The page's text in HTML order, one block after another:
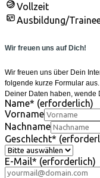
Vollzeit
Ausbildung/
Wir freuen uns auf Dich!
Wir freuen uns über Dein
folgende kurze Formular
Deiner Daten haben, wende
Name* (erforderlich)
Vorname
Nachname
Geschlecht*
E-Mail* (erforderlich)